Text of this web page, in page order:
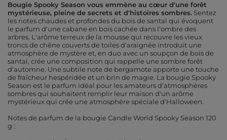
Bougie Spooky Season vous emmène au cœur d'une forêt
mystérieuse, pleine de secrets et d'histoires sombres. Sentez
les notes chaudes et profondes du bois de santal qui évoquent
le parfum d'une cabane en bois cachée dans l'ombre des
arbres. L'arôme terreux de la mousse qui recouvre les vieux
troncs de chêne couverts de toiles d'araignée introduit une
atmosphère de mystère et, en duo avec un soupçon de bois de
santal, crée une composition qui rappelle une sombre forêt
d'automne. Une subtile note de bergamote apporte une touche
de fraîcheur hespéridée et un brin de magie. La bougie Spooky
Season est le parfum idéal pour les amateurs d'atmosphères
sombres qui souhaitent remplir leur maison d'un arôme
mystérieux qui crée une atmosphère spéciale d'Halloween.
Notes de parfum de la bougie Candle World Spooky Season 120
g :